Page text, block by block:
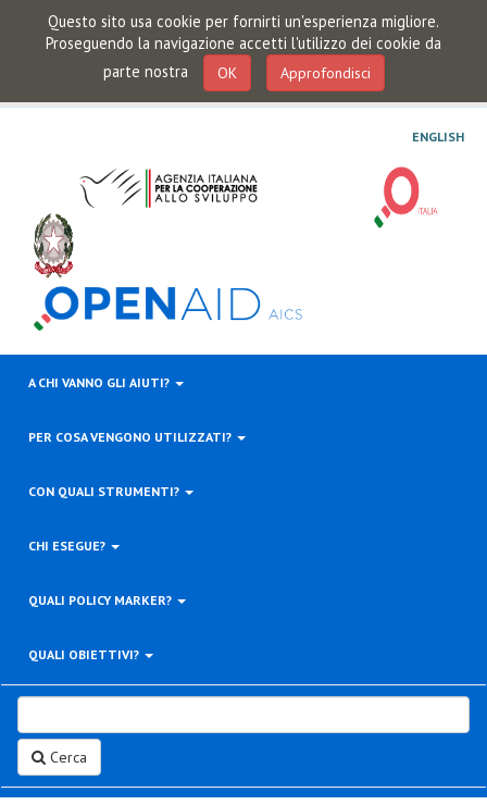
Questo sito usa cookie per fornirti un'esperienza migliore.
Proseguendo la navigazione accetti l'utilizzo dei cookie da
parte nostra
OK Approfondisci
ENGLISH
A CHI VANNO GLI AIUTI?
PER COSA VENGONO UTILIZZATI?
CON QUALI STRUMENTI?
CHI ESEGUE?
QUALI POLICY MARKER?
QUALI OBIETTIVI?
Cerca